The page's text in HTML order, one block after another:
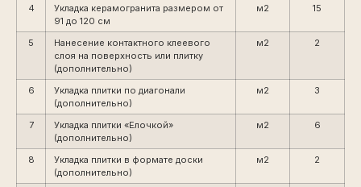
4
Укладка керамогранита размером от
91 до 120 см
м2 15
5
Нанесение контактного клеевого
слоя на поверхность или плитку
(дополнительно)
м2 2
6
Укладка плитки по диагонали
(дополнительно)
м2 3
7
Укладка плитки «Елочкой»
(дополнительно)
м2 6
8
Укладка плитки в формате доски
(дополнительно)
м2 2